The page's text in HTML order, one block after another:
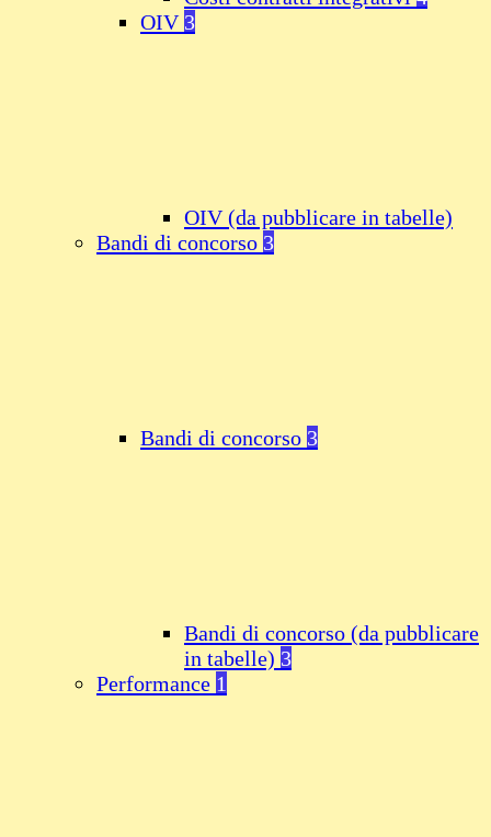
OIV 3
OIV (da pubblicare in tabelle)
Bandi di concorso 3
Bandi di concorso 3
Bandi di concorso (da pubblicare
in tabelle) 3
Performance 1